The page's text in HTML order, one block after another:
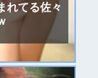
れてる佐々